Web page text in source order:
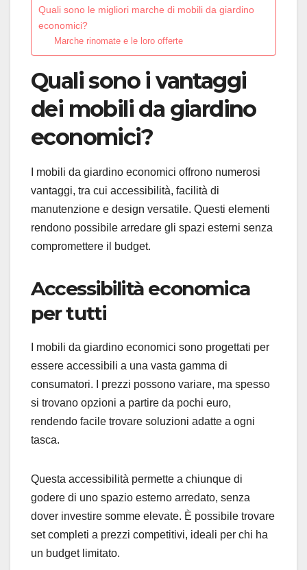
Quali sono le migliori marche di mobili da giardino
economici?
Marche rinomate e le loro offerte
Quali sono i vantaggi
dei mobili da giardino
economici?
I mobili da giardino economici offrono numerosi
vantaggi, tra cui accessibilità, facilità di
manutenzione e design versatile. Questi elementi
rendono possibile arredare gli spazi esterni senza
compromettere il budget.
Accessibilità economica
per tutti
I mobili da giardino economici sono progettati per
essere accessibili a una vasta gamma di
consumatori. I prezzi possono variare, ma spesso
si trovano opzioni a partire da pochi euro,
rendendo facile trovare soluzioni adatte a ogni
tasca.
Questa accessibilità permette a chiunque di
godere di uno spazio esterno arredato, senza
dover investire somme elevate. È possibile trovare
set completi a prezzi competitivi, ideali per chi ha
un budget limitato.